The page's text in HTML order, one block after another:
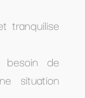
tranquilise
de
situation